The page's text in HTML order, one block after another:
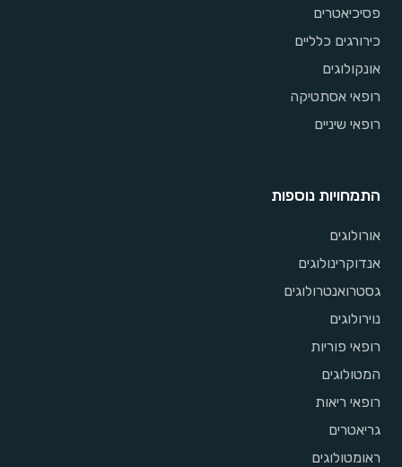
פסיכיאטרים
כירורגים כלליים
אונקולוגים
רופאי אסתטיקה
רופאי שיניים
התמחויות נוספות
אורולוגים
אנדוקרינולוגים
גסטרואנטרולוגים
נוירולוגים
רופאי פוריות
המטולוגים
רופאי ריאות
גריאטרים
ראומטולוגים